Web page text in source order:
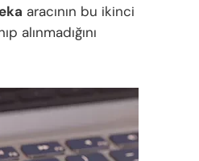
aracının bu ikinci
alınmadığını